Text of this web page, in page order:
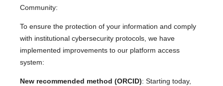
Community:
To ensure the protection of your information and comply
with institutional cybersecurity protocols, we have
implemented improvements to our platform access
system:
New recommended method (ORCID): Starting today,